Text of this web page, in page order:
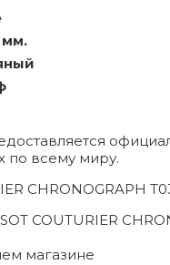
мм.
по всему миру.
CHRONOGRAPH
COUTURIER
магазине